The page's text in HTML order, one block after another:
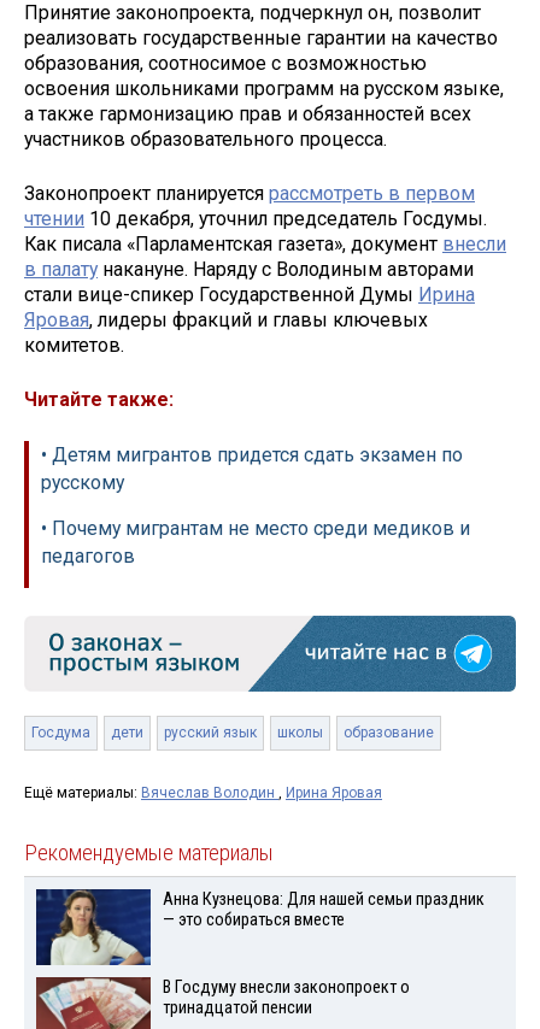
Принятие законопроекта, подчеркнул он, позволит
реализовать государственные гарантии на качество
образования, соотносимое с возможностью
освоения школьниками программ на русском языке,
а также гармонизацию прав и обязанностей всех
участников образовательного процесса.
Законопроект планируется рассмотреть в первом
чтении 10 декабря, уточнил председатель Госдумы.
Как писала «Парламентская газета», документ внесли
в палату накануне. Наряду с Володиным авторами
стали вице-спикер Государственной Думы Ирина
Яровая, лидеры фракций и главы ключевых
комитетов.
Читайте также:
• Детям мигрантов придется сдать экзамен по
русскому
• Почему мигрантам не место среди медиков и
педагогов
Госдума дети русский язык школы образование
Ещё материалы: Вячеслав Володин , Ирина Яровая
Рекомендуемые материалы
Анна Кузнецова: Для нашей семьи праздник
— это собираться вместе
В Госдуму внесли законопроект о
тринадцатой пенсии